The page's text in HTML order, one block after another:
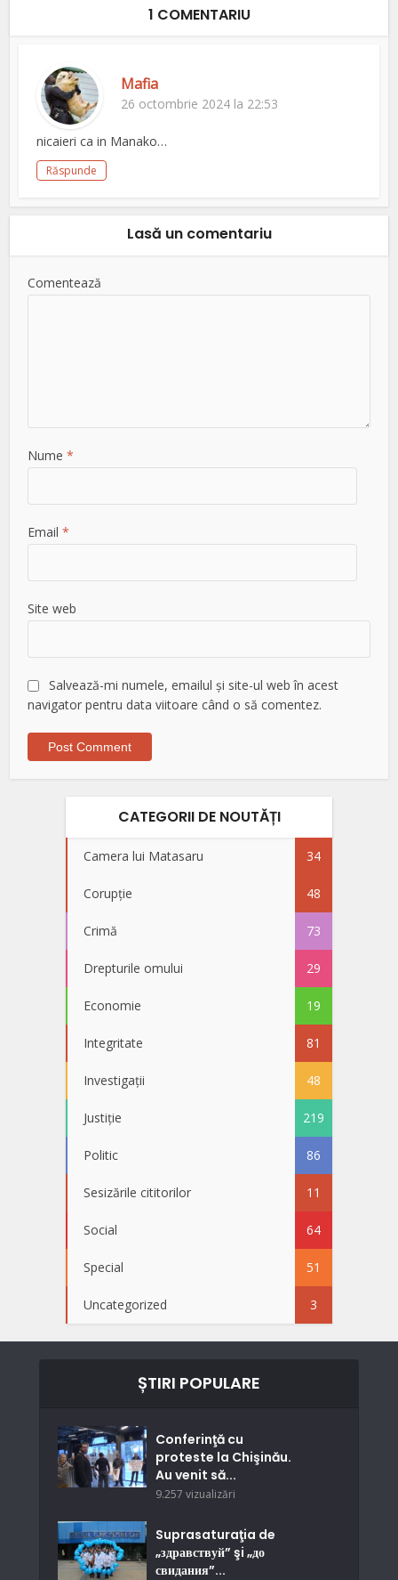
1 COMENTARIU
Mafia
26 octombrie 2024 la 22:53
nicaieri ca in Manako…
Răspunde
Lasă un comentariu
Comentează
Nume*
Email*
Site web
Salvează-mi numele, emailul și site-ul web în acest
navigator pentru data viitoare când o să comentez.
CATEGORII DE NOUTĂȚI
Camera lui Matasaru 34
Corupție 48
Crimă 73
Drepturile omului 29
Economie 19
Integritate 81
Investigații 48
Justiție 219
Politic 86
Sesizările cititorilor 11
Social 64
Special 51
Uncategorized 3
ȘTIRI POPULARE
Conferinţă cu
proteste la Chişinău.
Au venit să...
9.257 vizualizări
Suprasaturaţia de
„здравствуй” şi „до
свидания”...